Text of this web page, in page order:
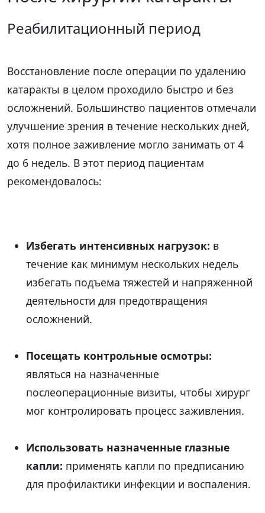
Реабилитационный период
Восстановление после операции по удалению
катаракты в целом проходило быстро и без
осложнений. Большинство пациентов отмечали
улучшение зрения в течение нескольких дней,
хотя полное заживление могло занимать от 4
до 6 недель. В этот период пациентам
рекомендовалось:
Избегать интенсивных нагрузок: в
течение как минимум нескольких недель
избегать подъема тяжестей и напряженной
деятельности для предотвращения
осложнений.
Посещать контрольные осмотры:
являться на назначенные
послеоперационные визиты, чтобы хирург
мог контролировать процесс заживления.
Использовать назначенные глазные
капли: применять капли по предписанию
для профилактики инфекции и воспаления.